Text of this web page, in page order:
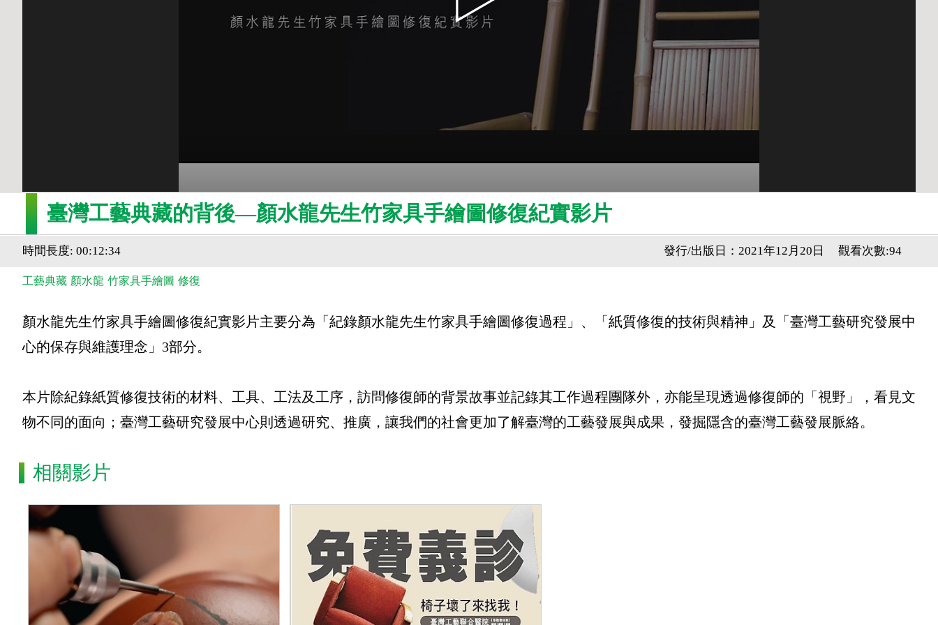
臺灣工藝典藏的背後—顏水龍先生竹家具手繪圖修復紀實影片
時間長度: 00:12:34 觀看次數:94
發行/出版日：2021年12月20日
工藝典藏 顏水龍 竹家具手繪圖 修復
顏水龍先生竹家具手繪圖修復紀實影片主要分為「紀錄顏水龍先生竹家具手繪圖修復過程」、「紙質修復的技術與精神」及「臺灣工藝研究發展中
心的保存與維護理念」3部分。
本片除紀錄紙質修復技術的材料、工具、工法及工序，訪問修復師的背景故事並記錄其工作過程團隊外，亦能呈現透過修復師的「視野」，看見文
物不同的面向；臺灣工藝研究發展中心則透過研究、推廣，讓我們的社會更加了解臺灣的工藝發展與成果，發掘隱含的臺灣工藝發展脈絡。
相關影片